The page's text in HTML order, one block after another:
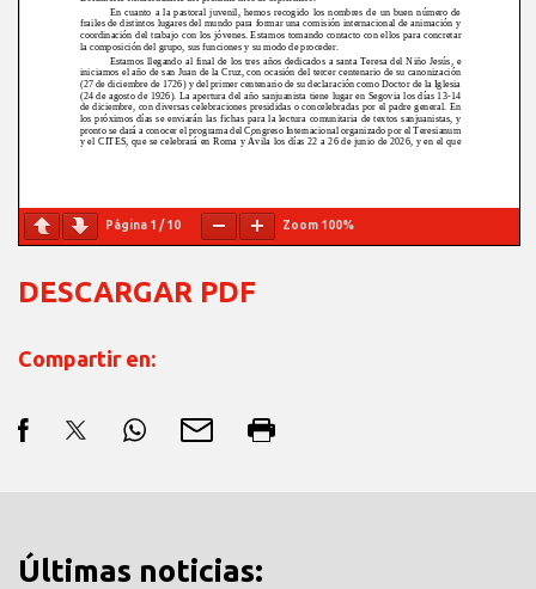
Página 1 /10 Zoom 100%
DESCARGAR PDF
Compartir en:
Últimas noticias: